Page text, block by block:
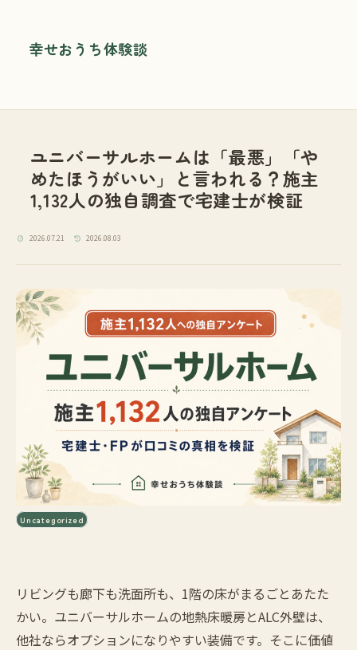
幸せおうち体験談
ユニバーサルホームは「最悪」「や
めたほうがいい」と言われる？施主
1,132人の独自調査で宅建士が検証
Uncategorized
2026.07.21 2026.08.03
リビングも廊下も洗面所も、1階の床がまるごとあたた
かい。ユニバーサルホームの地熱床暖房とALC外壁は、
他社ならオプションになりやすい装備です。そこに価値